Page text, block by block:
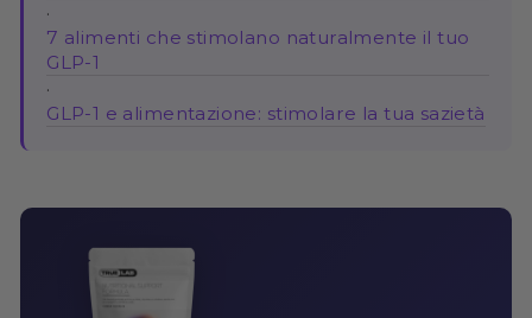
·
7 alimenti che stimolano naturalmente il tuo
GLP-1
·
GLP-1 e alimentazione: stimolare la tua sazietà